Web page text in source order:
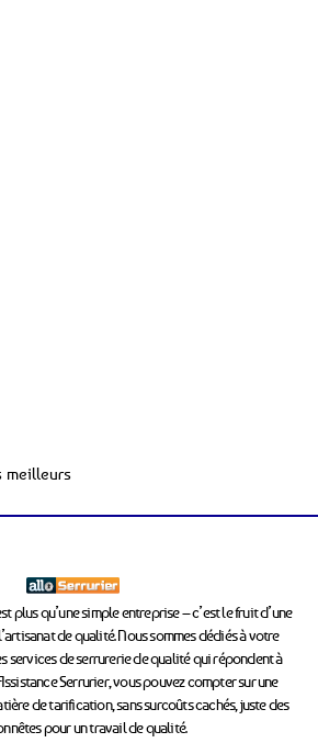
meilleurs
plus qu’une simple entreprise – c’est le fruit d’une
de qualité. Nous sommes dédiés à votre
services de serrurerie de qualité qui répondent à
Serrurier, vous pouvez compter sur une
de tarification, sans surcoûts cachés, juste des
pour un travail de qualité.